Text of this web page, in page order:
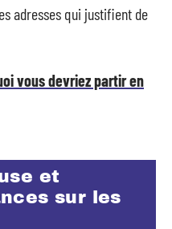
adresses qui justifient de
vous devriez partir en
et
sur les